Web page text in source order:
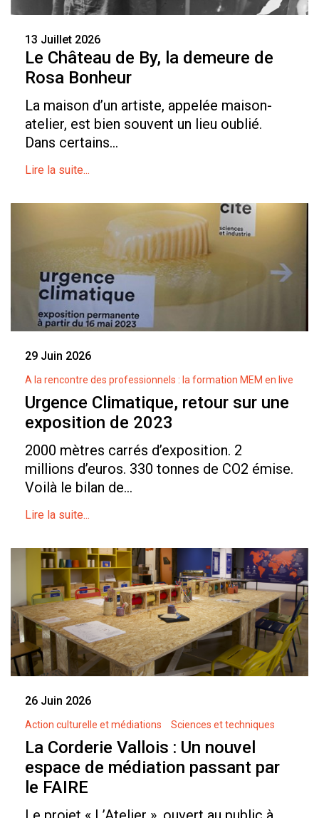
13 Juillet 2026
Le Château de By, la demeure de
Rosa Bonheur
La maison d’un artiste, appelée maison-
atelier, est bien souvent un lieu oublié.
Dans certains...
Lire la suite...
29 Juin 2026
A la rencontre des professionnels : la formation MEM en live
Urgence Climatique, retour sur une
exposition de 2023
2000 mètres carrés d’exposition. 2
millions d’euros. 330 tonnes de CO2 émise.
Voilà le bilan de...
Lire la suite...
26 Juin 2026
Action culturelle et médiations Sciences et techniques
La Corderie Vallois : Un nouvel
espace de médiation passant par
le FAIRE